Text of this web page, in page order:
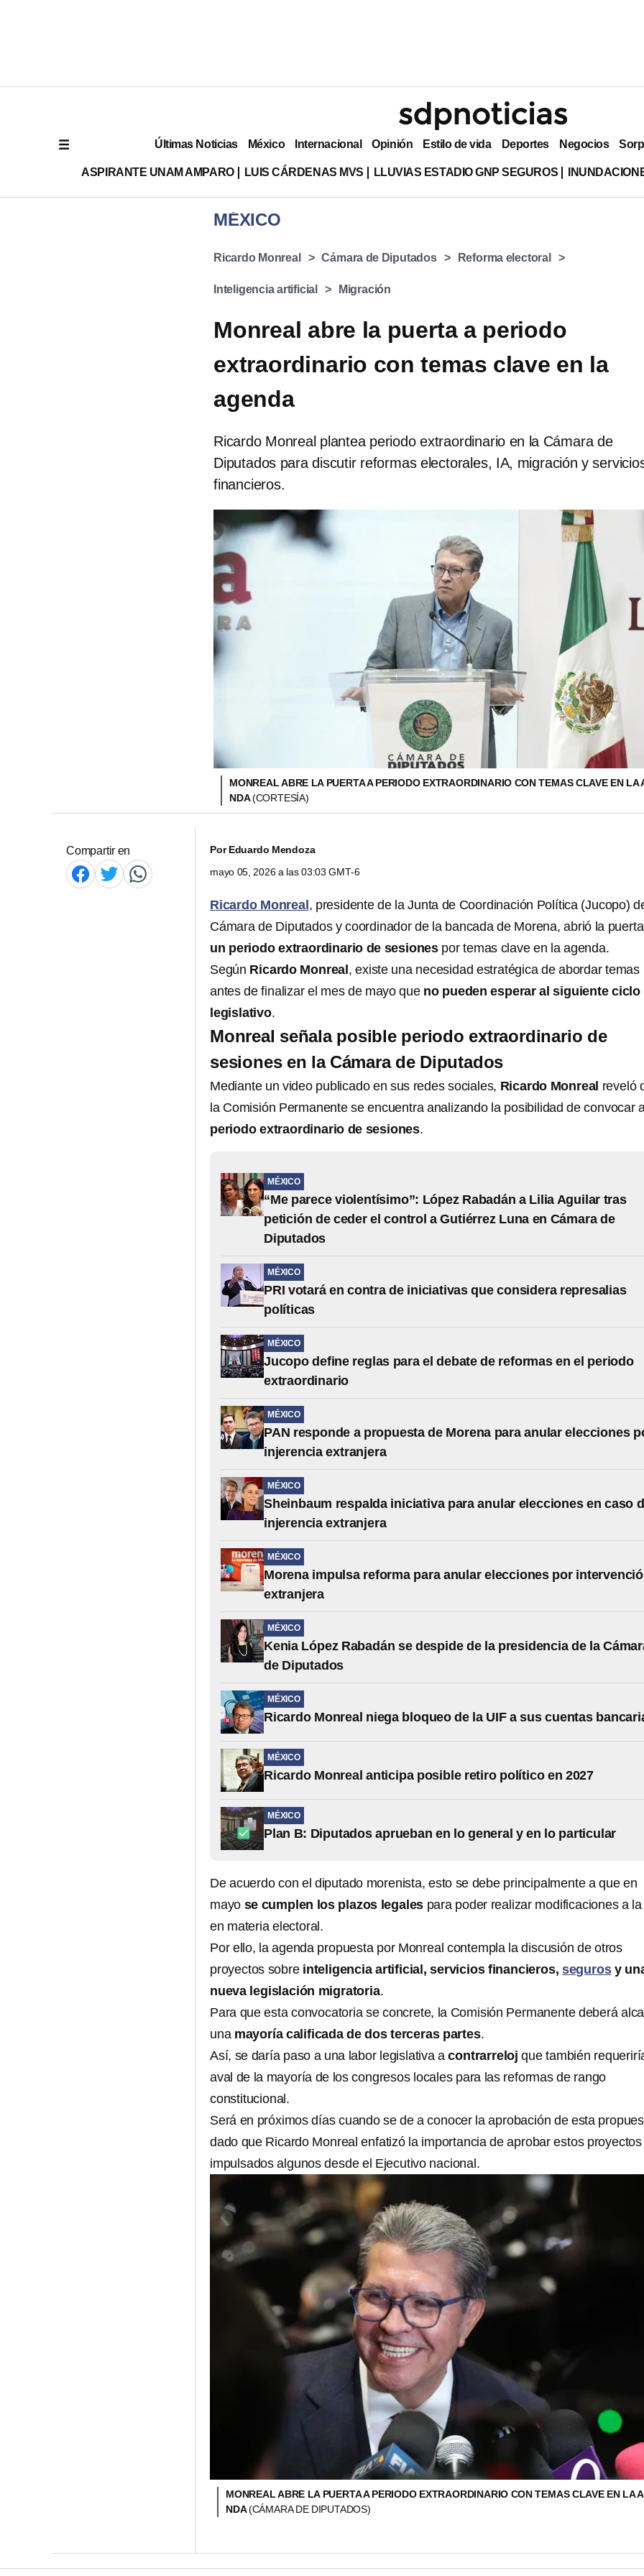
Últimas Noticias México Internacional Opinión Estilo de vida Deportes Negocios
ASPIRANTE UNAM AMPARO LUIS CÁRDENAS MVS LLUVIAS ESTADIO GNP SEGUROS
MÉXICO
Ricardo Monreal Cámara de Diputados Reforma electoral
Inteligencia artificial Migración
Monreal abre la puerta a periodo
extraordinario con temas clave en la
agenda
Ricardo Monreal plantea periodo extraordinario en la Cámara de
Diputados para discutir reformas electorales, IA, migración y
financieros.
MONREAL ABRE LA PUERTA A PERIODO EXTRAORDINARIO CON TEMAS CLAVE EN LA
NDA(CORTESÍA)
Compartir en PorEduardo Mendoza
mayo 05, 2026 a las 03:03 GMT-6
Ricardo Monreal , presidente de la Junta de Coordinación Política (Jucopo)
Cámara de Diputados y coordinador de la bancada de Morena, abrió la
un periodo extraordinario de sesiones por temas clave en la agenda.
Según Ricardo Monreal , existe una necesidad estratégica de abordar temas
antes de finalizar el mes de mayo que no pueden esperar al siguiente ciclo
legislativo.
Monreal señala posible periodo extraordinario de
sesiones en la Cámara de Diputados
Mediante un video publicado en sus redes sociales, Ricardo Monreal reveló
la Comisión Permanente se encuentra analizando la posibilidad de convocar
periodo extraordinario de sesiones.
MÉXICO
“Me parece violentísimo”: López Rabadán a Lilia Aguilar tras
petición de ceder el control a Gutiérrez Luna en Cámara de
Diputados
MÉXICO
PRI votará en contra de iniciativas que considera represalias
políticas
MÉXICO
Jucopo define reglas para el debate de reformas en el periodo
extraordinario
MÉXICO
PAN responde a propuesta de Morena para anular elecciones
injerencia extranjera
MÉXICO
Sheinbaum respalda iniciativa para anular elecciones en caso
injerencia extranjera
MÉXICO
Morena impulsa reforma para anular elecciones por
extranjera
MÉXICO
Kenia López Rabadán se despide de la presidencia de la
de Diputados
MÉXICO
Ricardo Monreal niega bloqueo de la UIF a sus cuentas
MÉXICO
Ricardo Monreal anticipa posible retiro político en 2027
MÉXICO
Plan B: Diputados aprueban en lo general y en lo particular
De acuerdo con el diputado morenista, esto se debe principalmente a que en
mayo se cumplen los plazos legales para poder realizar modificaciones a
en materia electoral.
Por ello, la agenda propuesta por Monreal contempla la discusión de otros
proyectos sobre inteligencia artificial, servicios financieros, segurosy
nueva legislación migratoria.
Para que esta convocatoria se concrete, la Comisión Permanente deberá
una mayoría calificada de dos terceras partes.
Así, se daría paso a una labor legislativa acontrarreloj que también
aval de la mayoría de los congresos locales para las reformas de rango
constitucional.
Será en próximos días cuando se de a conocer la aprobación de esta
dado que Ricardo Monreal enfatizó la importancia de aprobar estos proyectos
impulsados algunos desde el Ejecutivo nacional.
MONREAL ABRE LA PUERTA A PERIODO EXTRAORDINARIO CON TEMAS CLAVE EN LA
NDA(CÁMARA DE DIPUTADOS)